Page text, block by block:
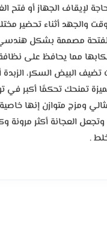
لإيقاف الجهاز أو فتح
والجهد أثناء تحضير
مصممة بشكل
مما يحافظ على
البيض السكر،
تمنحك تحكمًا أكبر في
ومزج متوازن إنها
وتجعل العجانة أكثر
.